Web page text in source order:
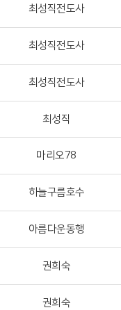
최성직전도사
최성직전도사
최성직전도사
최성직
마리오78
하늘구름호수
아름다운동행
권희숙
권희숙